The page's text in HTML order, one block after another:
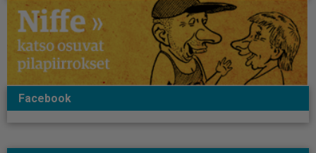
Facebook